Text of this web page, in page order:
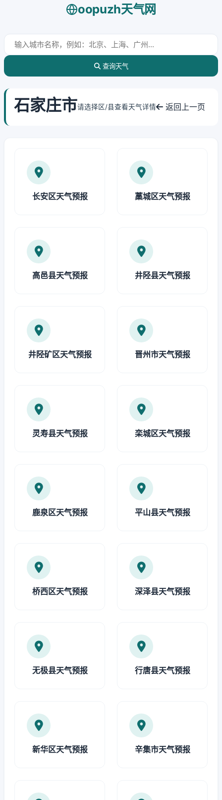
oopuzh天气网
查询天气
石家庄市请选择区/县查看天气详情 返回上一页
长安区天气预报 藁城区天气预报
高邑县天气预报 井陉县天气预报
井陉矿区天气预报 晋州市天气预报
灵寿县天气预报 栾城区天气预报
鹿泉区天气预报 平山县天气预报
桥西区天气预报 深泽县天气预报
无极县天气预报 行唐县天气预报
新华区天气预报 辛集市天气预报